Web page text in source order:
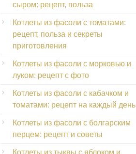
сыром: рецепт, польза
Котлеты из фасоли с томатами:
рецепт, польза и секреты
приготовления
Котлеты из фасоли с морковью и
луком: рецепт с фото
Котлеты из фасоли с кабачком и
томатами: рецепт на каждый день
Котлеты из фасоли с болгарским
перцем: рецепт и советы
Котлеты из тыквы с яблоком и